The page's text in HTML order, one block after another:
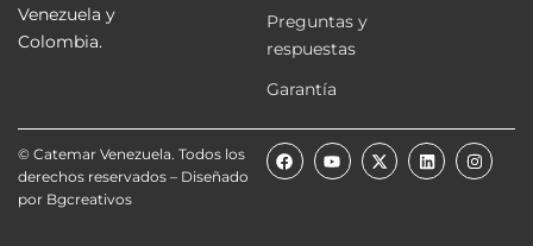
Venezuela y
Colombia.
Preguntas y
respuestas
Garantía
© Catemar Venezuela. Todos los
derechos reservados – Diseñado
por Bgcreativos
F
a
c
Y
o
u
X
-
t
L
i
n
I
n
s